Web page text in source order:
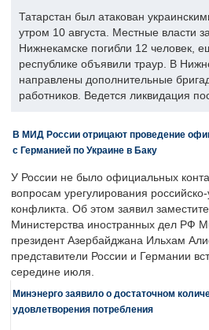
Татарстан был атакован
утром 10 августа. Местные власти
Нижнекамске погибли 12 человек,
республике объявили траур. В
направлены дополнительные
работников. Ведется ликвидация
В МИД России отрицают проведение
с Германией по Украине в Баку
У России не было официальных
вопросам урегулирования российско-
конфликта. Об этом заявил
Министерства иностранных дел РФ
президент Азербайджана Ильхам
представители России и Германии
середине июля.
Минэнерго заявило о достаточном
удовлетворения потребления